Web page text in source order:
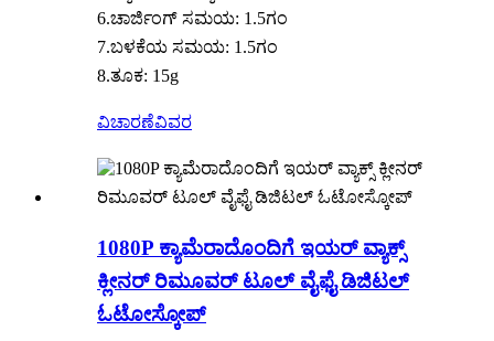
6.ಚಾರ್ಜಿಂಗ್ ಸಮಯ: 1.5ಗಂ
7.ಬಳಕೆಯ ಸಮಯ: 1.5ಗಂ
8.ತೂಕ: 15g
ವಿಚಾರಣೆವಿವರ
1080P ಕ್ಯಾಮೆರಾದೊಂದಿಗೆ ಇಯರ್ ವ್ಯಾಕ್ಸ್
ಕ್ಲೀನರ್ ರಿಮೂವರ್ ಟೂಲ್ ವೈಫೈ ಡಿಜಿಟಲ್
ಓಟೋಸ್ಕೋಪ್